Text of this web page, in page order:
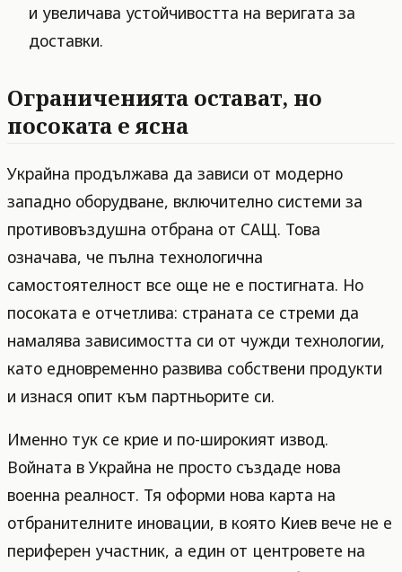
и увеличава устойчивостта на веригата за
доставки.
Ограниченията остават, но
посоката е ясна
Украйна продължава да зависи от модерно
западно оборудване, включително системи за
противовъздушна отбрана от САЩ. Това
означава, че пълна технологична
самостоятелност все още не е постигната. Но
посоката е отчетлива: страната се стреми да
намалява зависимостта си от чужди технологии,
като едновременно развива собствени продукти
и изнася опит към партньорите си.
Именно тук се крие и по-широкият извод.
Войната в Украйна не просто създаде нова
военна реалност. Тя оформи нова карта на
отбранителните иновации, в която Киев вече не е
периферен участник, а един от центровете на